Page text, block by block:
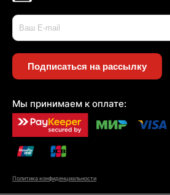
Подписаться на рассылку
Мы принимаем к оплате:
Политика конфиденциальности